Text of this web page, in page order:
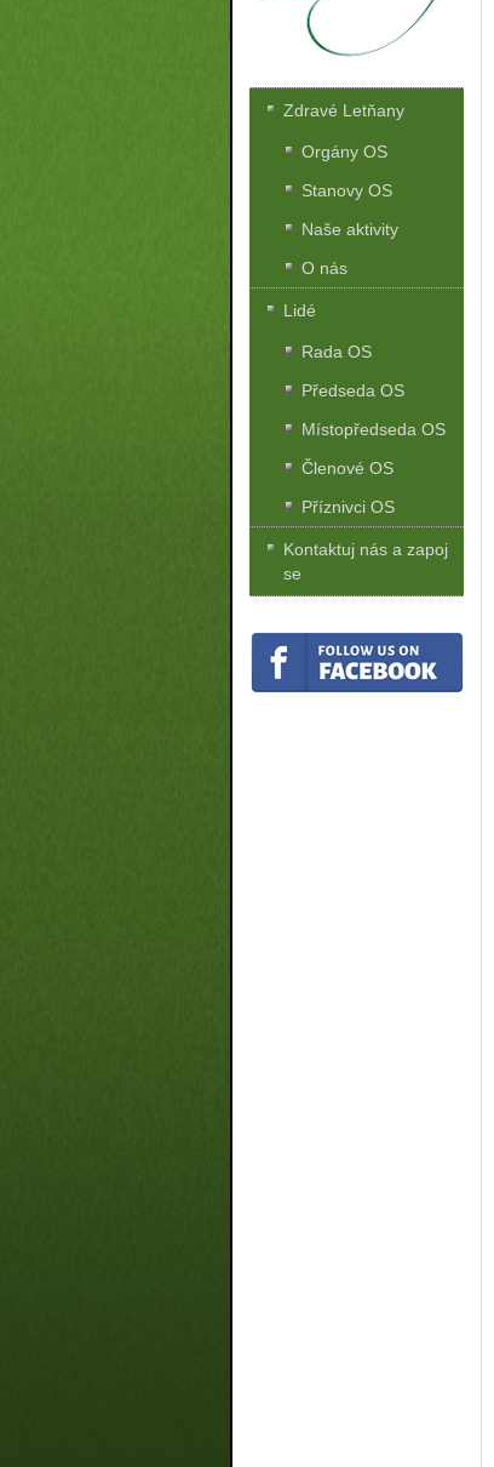
Zdravé Letňany
Orgány OS
Stanovy OS
Naše aktivity
O nás
Lidé
Rada OS
Předseda OS
Místopředseda OS
Členové OS
Příznivci OS
Kontaktuj nás a zapoj
se